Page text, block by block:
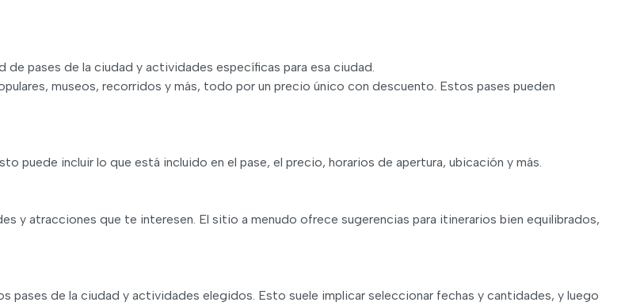
de pases de la ciudad y actividades específicas para esa ciudad.
museos, recorridos y más, todo por un precio único con descuento. Estos pases pueden
puede incluir lo que está incluido en el pase, el precio, horarios de apertura, ubicación y más.
y atracciones que te interesen. El sitio a menudo ofrece sugerencias para itinerarios bien equilibrados,
pases de la ciudad y actividades elegidos. Esto suele implicar seleccionar fechas y cantidades, y luego